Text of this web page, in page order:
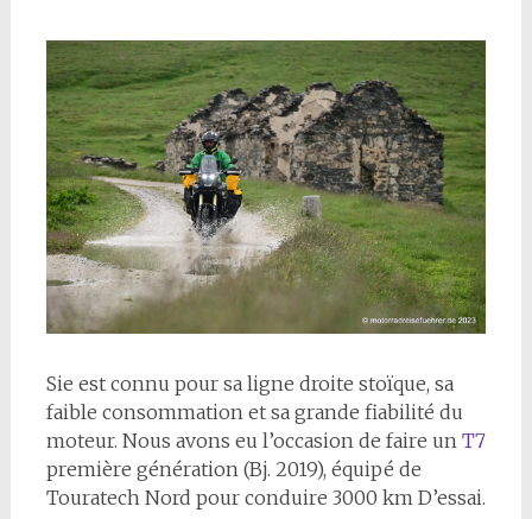
Sie est connu pour sa ligne droite stoïque, sa
faible consommation et sa grande fiabilité du
moteur. Nous avons eu l’occasion de faire un T7
première génération (Bj. 2019), équipé de
Touratech Nord pour conduire 3000 km D’essai.